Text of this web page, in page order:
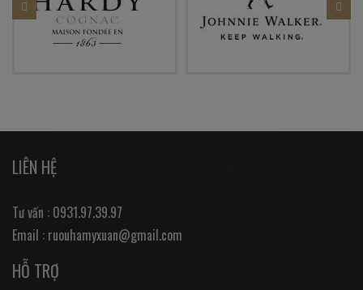
LIÊN HỆ
Tư vấn : 0931.97.39.97
Email : ruouhamyxuan@gmail.com
HỖ TRỢ